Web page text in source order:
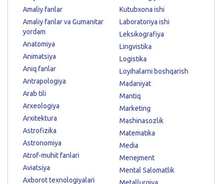
Amaliy fanlar
Amaliy fanlar va Gumanitar
yordam
Anatomiya
Animatsiya
Aniq fanlar
Antrapologiya
Arab tili
Arxeologiya
Arxitektura
Astrofizika
Astronomiya
Atrof-muhit fanlari
Aviatsiya
Axborot texnologiyalari
Kutubxona ishi
Laboratoriya ishi
Leksikografiya
Lingvistika
Logistika
Loyihalarni boshqarish
Madaniyat
Mantiq
Marketing
Mashinasozlik
Matematika
Media
Menejment
Mental Salomatlik